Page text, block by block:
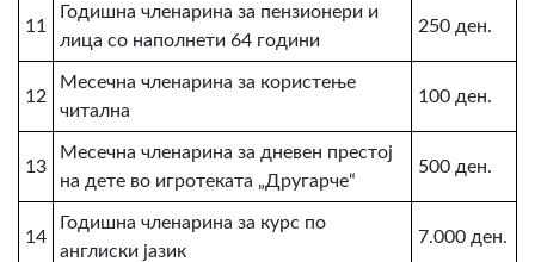
11
Годишна членарина за пензионери и
лица со наполнети 64 години
250 ден.
12
Месечна членарина за користење
читална
100 ден.
13
Месечна членарина за дневен престој
на дете во игротеката „Другарче“
500 ден.
14
Годишна членарина за курс по
англиски јазик
7.000 ден.